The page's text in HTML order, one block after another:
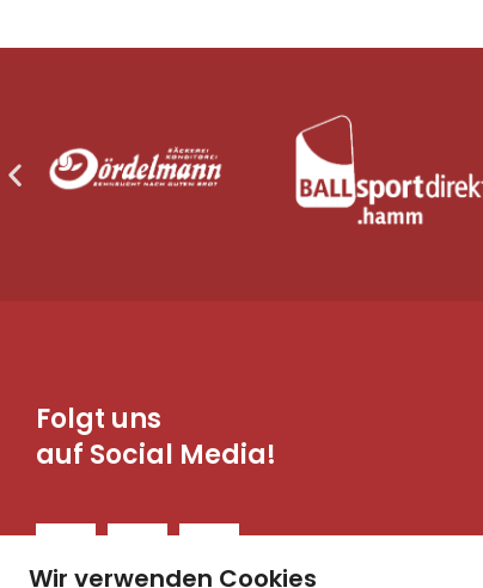
Folgt uns
auf Social Media!
Wir verwenden Cookies